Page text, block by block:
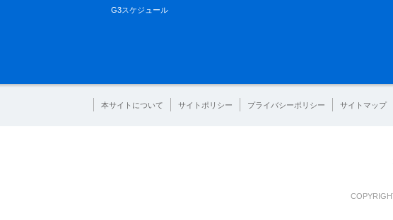
G3スケジュール
本サイトについて サイトポリシー プライバシーポリシー サイトマップ